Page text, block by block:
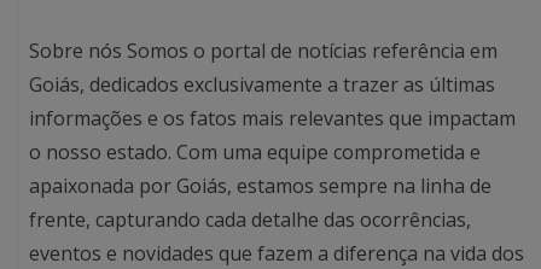
Sobre nós Somos o portal de notícias referência em
Goiás, dedicados exclusivamente a trazer as últimas
informações e os fatos mais relevantes que impactam
o nosso estado. Com uma equipe comprometida e
apaixonada por Goiás, estamos sempre na linha de
frente, capturando cada detalhe das ocorrências,
eventos e novidades que fazem a diferença na vida dos